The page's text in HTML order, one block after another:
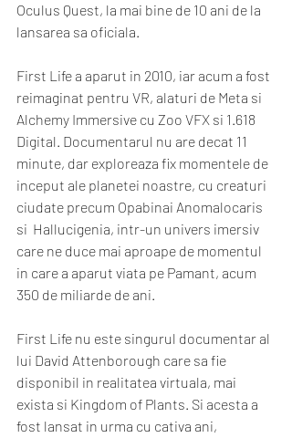
Oculus Quest, la mai bine de 10 ani de la
lansarea sa oficiala.
First Life a aparut in 2010, iar acum a fost
reimaginat pentru VR, alaturi de Meta si
Alchemy Immersive cu Zoo VFX si 1.618
Digital. Documentarul nu are decat 11
minute, dar exploreaza fix momentele de
inceput ale planetei noastre, cu creaturi
ciudate precum Opabinai Anomalocaris
si  Hallucigenia, intr-un univers imersiv
care ne duce mai aproape de momentul
in care a aparut viata pe Pamant, acum
350 de miliarde de ani.
First Life nu este singurul documentar al
lui David Attenborough care sa fie
disponibil in realitatea virtuala, mai
exista si Kingdom of Plants. Si acesta a
fost lansat in urma cu cativa ani,